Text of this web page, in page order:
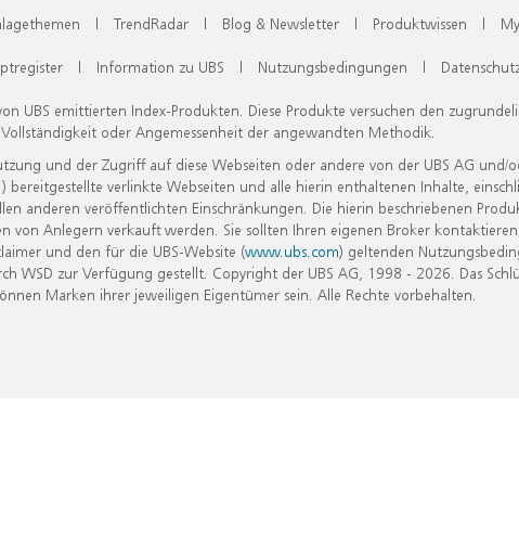
| TrendRadar | Blog & Newsletter | Produktwissen |
| Information zu UBS | Nutzungsbedingungen |
UBS emittierten Index-Produkten. Diese Produkte versuchen den
oder Angemessenheit der angewandten Methodik.
und der Zugriff auf diese Webseiten oder andere von der UBS AG und/
verlinkte Webseiten und alle hierin enthaltenen Inhalte,
anderen veröffentlichten Einschränkungen. Die hierin beschriebenen
Anlegern verkauft werden. Sie sollten Ihren eigenen Broker
und den für die UBS-Website (www.ubs.com) geltenden
zur Verfügung gestellt. Copyright der UBS AG, 1998 - 2026. Das
Marken ihrer jeweiligen Eigentümer sein. Alle Rechte vorbehalten.